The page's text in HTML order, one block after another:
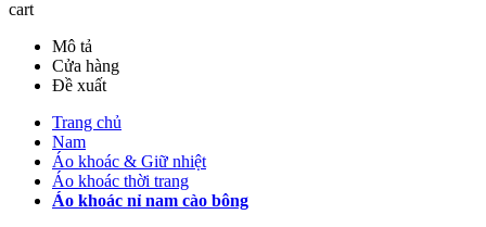
cart
Mô tả
Cửa hàng
Đề xuất
Trang chủ
Nam
Áo khoác & Giữ nhiệt
Áo khoác thời trang
Áo khoác nỉ nam cào bông